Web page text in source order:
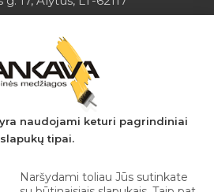
kodas: 149728275
kodas: LT497282716
SEB bankas
+370 610 42 222
yra naudojami keturi pagrindiniai
slapukų tipai.
Naršydami toliau Jūs sutinkate